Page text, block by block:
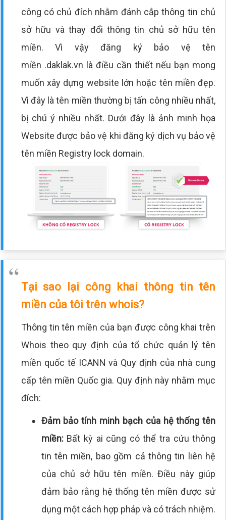
công có chủ đích nhằm đánh cắp thông tin chủ
sở hữu và thay đổi thông tin chủ sở hữu tên
miền. Vì vậy đăng ký bảo vệ tên
miền .daklak.vn là điều cần thiết nếu bạn mong
muốn xây dựng website lớn hoặc tên miền đẹp.
Vì đây là tên miền thường bị tấn công nhiều nhất,
bị chú ý nhiều nhất. Dưới đây là ảnh minh họa
Website được bảo vệ khi đăng ký dịch vụ bảo vệ
tên miền Registry lock domain.
Tại sao lại công khai thông tin tên
miền của tôi trên whois?
Thông tin tên miền của bạn được công khai trên
Whois theo quy định của tổ chức quản lý tên
miền quốc tế ICANN và Quy định của nhà cung
cấp tên miền Quốc gia. Quy định này nhằm mục
đích:
Đảm bảo tính minh bạch của hệ thống tên
miền:Bất kỳ ai cũng có thể tra cứu thông
tin tên miền, bao gồm cả thông tin liên hệ
của chủ sở hữu tên miền. Điều này giúp
đảm bảo rằng hệ thống tên miền được sử
dụng một cách hợp pháp và có trách nhiệm.